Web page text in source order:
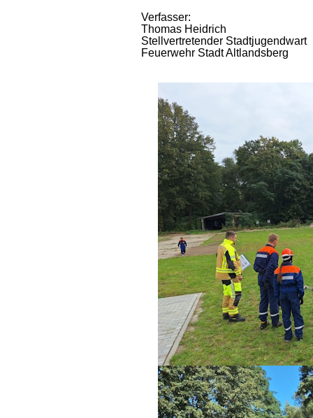
Verfasser:
Thomas Heidrich
Stellvertretender Stadtjugendwart
Feuerwehr Stadt Altlandsberg